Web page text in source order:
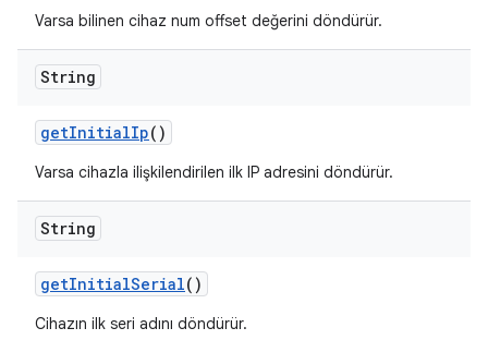
Varsa bilinen cihaz num offset değerini döndürür.
String
getInitialIp()
Varsa cihazla ilişkilendirilen ilk IP adresini döndürür.
String
getInitialSerial()
Cihazın ilk seri adını döndürür.